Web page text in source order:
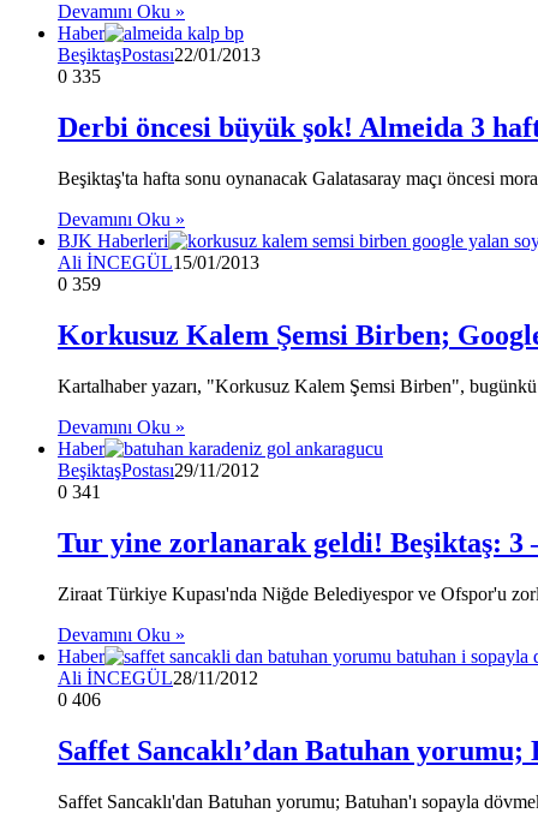
Devamını Oku »
Haber
BeşiktaşPostası22/01/2013
0 335
Derbi öncesi büyük şok! Almeida 3
Beşiktaş'ta hafta sonu oynanacak Galatasaray maçı öncesi
Devamını Oku »
BJK Haberleri
Ali İNCEGÜL15/01/2013
0 359
Korkusuz Kalem Şemsi Birben;
Kartalhaber yazarı, "Korkusuz Kalem Şemsi Birben", bugünkü
Devamını Oku »
Haber
BeşiktaşPostası29/11/2012
0 341
Tur yine zorlanarak geldi! Beşiktaş: 3
Ziraat Türkiye Kupası'nda Niğde Belediyespor ve Ofspor'u
Devamını Oku »
Haber
Ali İNCEGÜL28/11/2012
0 406
Saffet Sancaklı’dan Batuhan
Saffet Sancaklı'dan Batuhan yorumu; Batuhan'ı sopayla